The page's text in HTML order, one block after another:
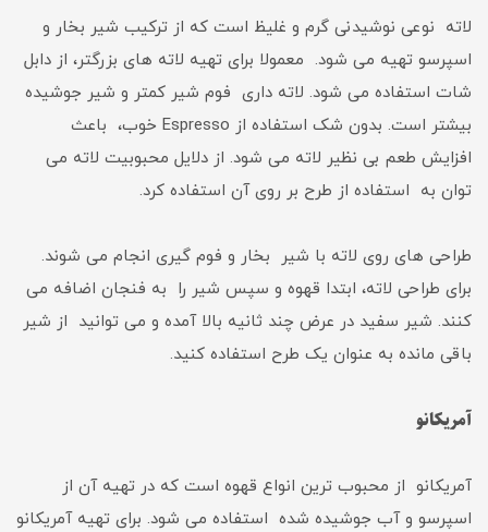
لاته نوعی نوشیدنی گرم و غلیظ است که از ترکیب شیر بخار و
اسپرسو تهیه می شود. معمولا برای تهیه لاته های بزرگتر، از دابل
شات استفاده می شود. لاته داری فوم شیر کمتر و شیر جوشیده
بیشتر است. بدون شک استفاده از Espresso خوب، باعث
افزایش طعم بی نظیر لاته می شود. از دلایل محبوبیت لاته می
توان به استفاده از طرح بر روی آن استفاده کرد.
طراحی های روی لاته با شیر بخار و فوم گیری انجام می شوند.
برای طراحی لاته، ابتدا قهوه و سپس شیر را به فنجان اضافه می
کنند. شیر سفید در عرض چند ثانیه بالا آمده و می توانید از شیر
باقی مانده به عنوان یک طرح استفاده کنید.
آمریکانو
آمریکانو از محبوب ترین انواع قهوه است که در تهیه آن از
اسپرسو و آب جوشیده شده استفاده می شود. برای تهیه آمریکانو